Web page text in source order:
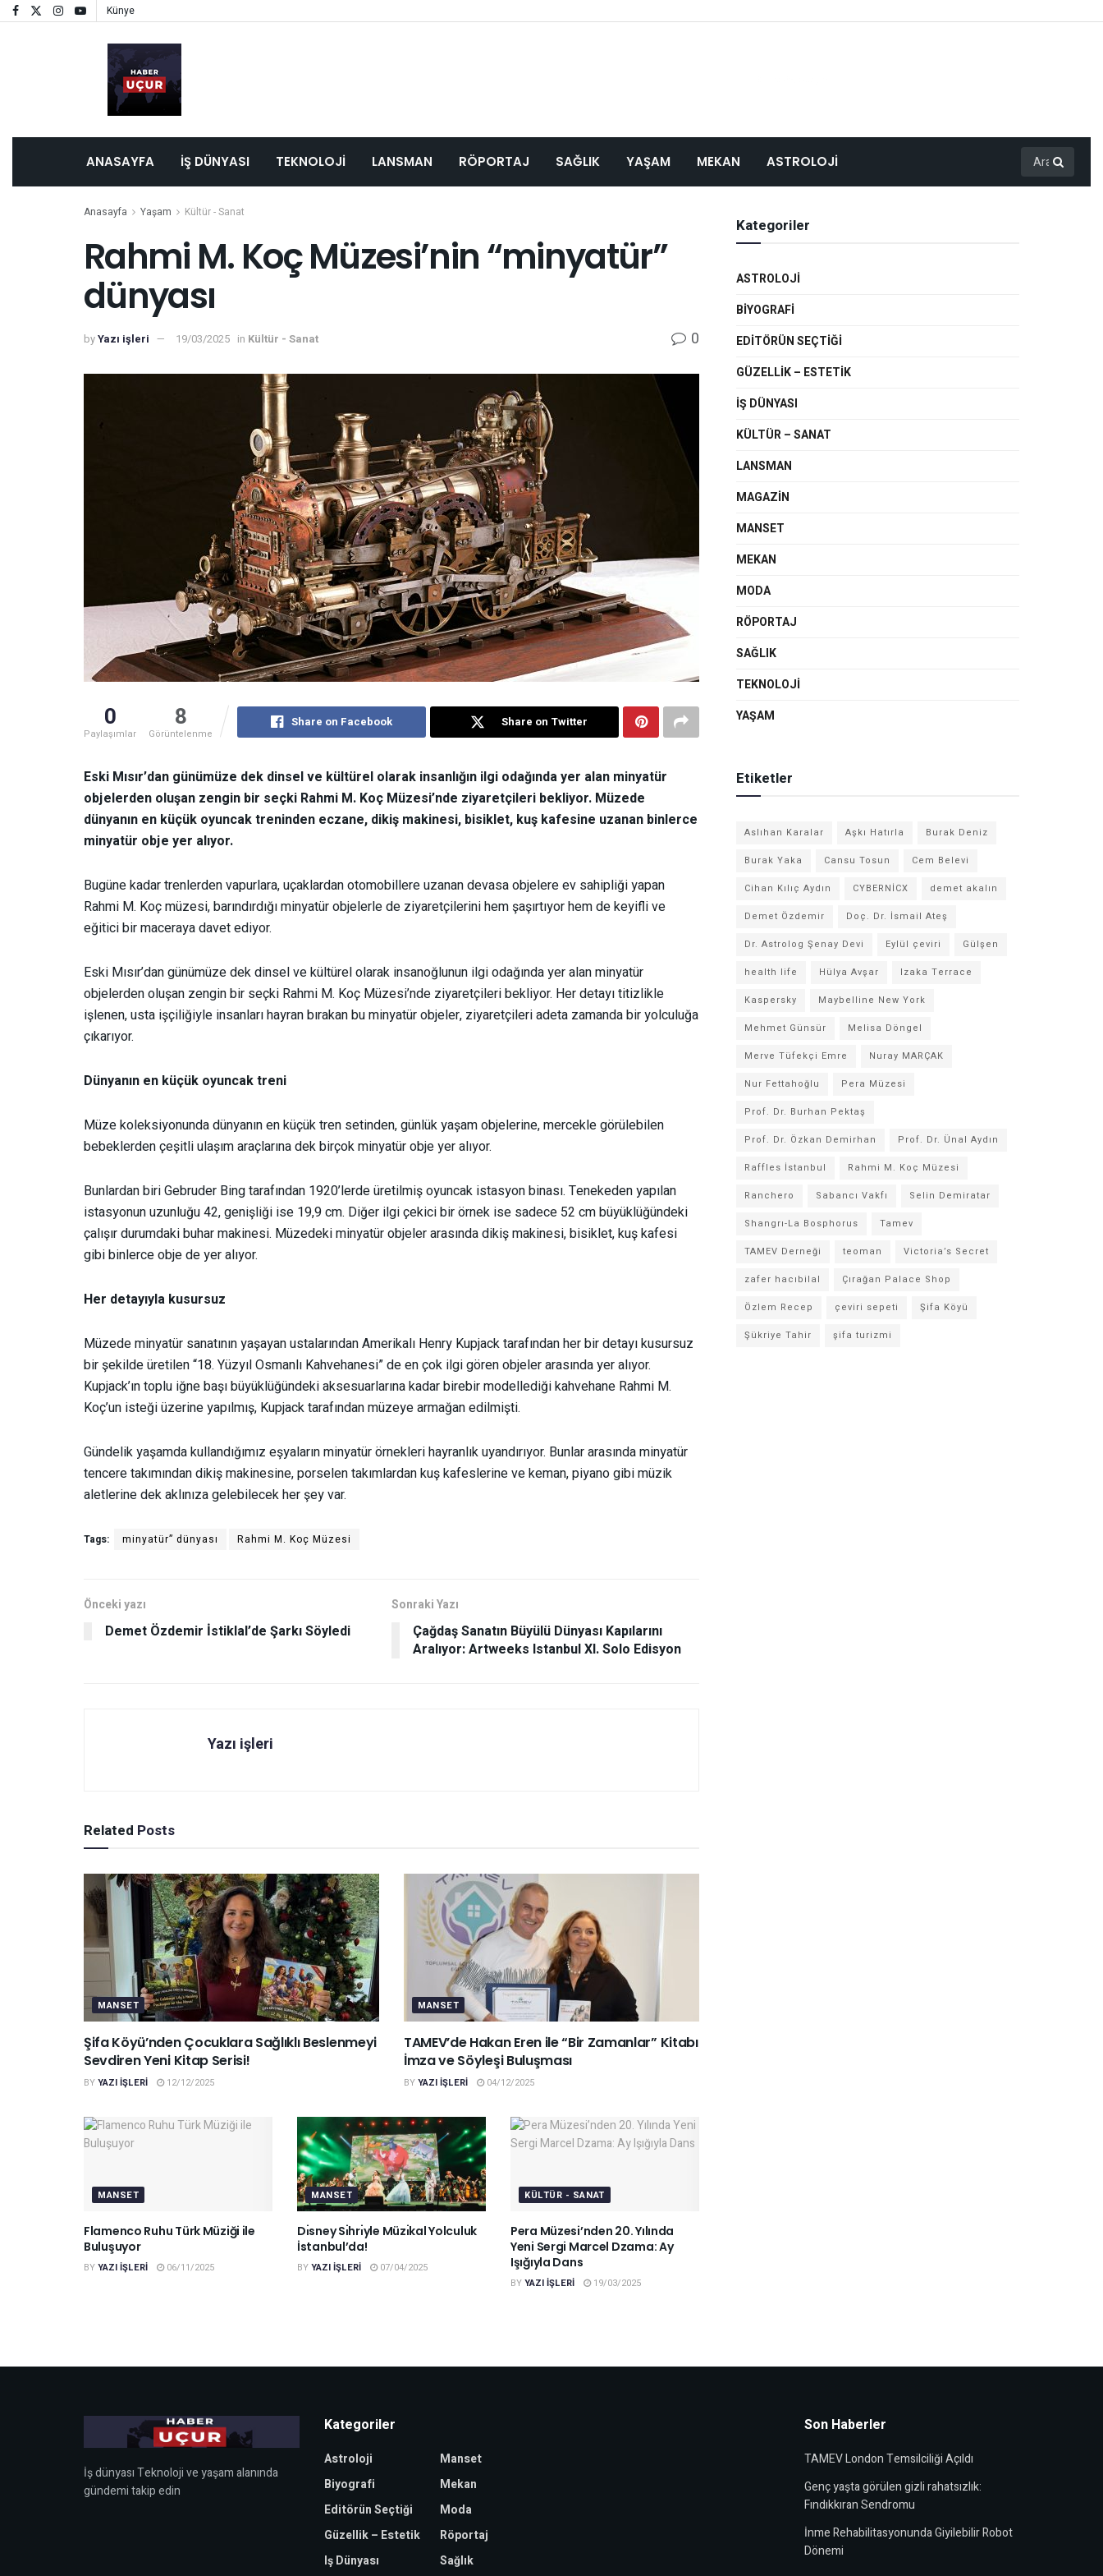
Künye
ANASAYFA İŞ DÜNYASI TEKNOLOJI LANSMAN RÖPORTAJ SAĞLIK YAŞAM MEKAN ASTROLOJI
Anasayfa Yaşam Kültür - Sanat
Rahmi M. Koç Müzesi’nin “minyatür”
dünyası
byYazı işleri 19/03/2025 in Kültür - Sanat 0
0
Paylaşımlar
8
Görüntelenme
Share on Facebook Share on Twitter
Eski Mısır’dan günümüze dek dinsel ve kültürel olarak insanlığın ilgi odağında yer alan minyatür
objelerden oluşan zengin bir seçki Rahmi M. Koç Müzesi’nde ziyaretçileri bekliyor. Müzede
dünyanın en küçük oyuncak treninden eczane, dikiş makinesi, bisiklet, kuş kafesine uzanan binlerce
minyatür obje yer alıyor.
Bugüne kadar trenlerden vapurlara, uçaklardan otomobillere uzanan devasa objelere ev sahipliği yapan
Rahmi M. Koç müzesi, barındırdığı minyatür objelerle de ziyaretçilerini hem şaşırtıyor hem de keyifli ve
eğitici bir maceraya davet ediyor.
Eski Mısır’dan günümüze dek dinsel ve kültürel olarak insanoğlunun ilgi odağında yer alan minyatür
objelerden oluşan zengin bir seçki Rahmi M. Koç Müzesi’nde ziyaretçileri bekliyor. Her detayı titizlikle
işlenen, usta işçiliğiyle insanları hayran bırakan bu minyatür objeler, ziyaretçileri adeta zamanda bir yolculuğa
çıkarıyor.
Dünyanın en küçük oyuncak treni
Müze koleksiyonunda dünyanın en küçük tren setinden, günlük yaşam objelerine, mercekle görülebilen
bebeklerden çeşitli ulaşım araçlarına dek birçok minyatür obje yer alıyor.
Bunlardan biri Gebruder Bing tarafından 1920’lerde üretilmiş oyuncak istasyon binası. Tenekeden yapılan
istasyonun uzunluğu 42, genişliği ise 19,9 cm. Diğer ilgi çekici bir örnek ise sadece 52 cm büyüklüğündeki
çalışır durumdaki buhar makinesi. Müzedeki minyatür objeler arasında dikiş makinesi, bisiklet, kuş kafesi
gibi binlerce obje de yer alıyor.
Her detayıyla kusursuz
Müzede minyatür sanatının yaşayan ustalarından Amerikalı Henry Kupjack tarafından her bir detayı kusursuz
bir şekilde üretilen “18. Yüzyıl Osmanlı Kahvehanesi” de en çok ilgi gören objeler arasında yer alıyor.
Kupjack’ın toplu iğne başı büyüklüğündeki aksesuarlarına kadar birebir modellediği kahvehane Rahmi M.
Koç’un isteği üzerine yapılmış, Kupjack tarafından müzeye armağan edilmişti.
Gündelik yaşamda kullandığımız eşyaların minyatür örnekleri hayranlık uyandırıyor. Bunlar arasında minyatür
tencere takımından dikiş makinesine, porselen takımlardan kuş kafeslerine ve keman, piyano gibi müzik
aletlerine dek aklınıza gelebilecek her şey var.
Tags: minyatür” dünyası Rahmi M. Koç Müzesi
Önceki yazı
Demet Özdemir İstiklal’de Şarkı Söyledi
Sonraki Yazı
Çağdaş Sanatın Büyülü Dünyası Kapılarını
Aralıyor: Artweeks Istanbul XI. Solo Edisyon
Yazı işleri
Related Posts
MANSET
Şifa Köyü’nden Çocuklara Sağlıklı Beslenmeyi
Sevdiren Yeni Kitap Serisi!
BYYAZI IŞLERI 12/12/2025
MANSET
TAMEV’de Hakan Eren ile “Bir Zamanlar” Kitabı
İmza ve Söyleşi Buluşması
BYYAZI IŞLERI 04/12/2025
MANSET
Flamenco Ruhu Türk Müziği ile
Buluşuyor
BYYAZI IŞLERI 06/11/2025
MANSET
Dı̇sney Sı̇hrı̇yle Müzı̇kal Yolculuk
İstanbul’da!
BYYAZI IŞLERI 07/04/2025
KÜLTÜR - SANAT
Pera Müzesi’nden 20. Yılında
Yeni Sergi Marcel Dzama: Ay
Işığıyla Dans
BYYAZI IŞLERI 19/03/2025
Kategoriler
ASTROLOJI
BIYOGRAFI
EDITÖRÜN SEÇTIĞI
GÜZELLIK – ESTETIK
IŞ DÜNYASI
KÜLTÜR – SANAT
LANSMAN
MAGAZIN
MANSET
MEKAN
MODA
RÖPORTAJ
SAĞLIK
TEKNOLOJI
YAŞAM
Etiketler
Aslıhan Karalar Aşkı Hatırla
Burak Deniz
Burak Yaka
Cansu Tosun
Cem Belevi
Cihan Kılıç Aydın
CYBERNİCX
demet akalın
Demet Özdemir
Doç. Dr. İsmail Ateş
Dr. Astrolog Şenay Devi
Eylül çeviri
Gülşen
health life
Hülya Avşar
Izaka Terrace
Kaspersky
Maybelline New York
Mehmet Günsür
Melisa Döngel
Merve Tüfekçi Emre
Nuray MARÇAK
Nur Fettahoğlu
Pera Müzesi
Prof. Dr. Burhan Pektaş
Prof. Dr. Özkan Demirhan
Prof. Dr. Ünal Aydın
Raffles İstanbul
Rahmi M. Koç Müzesi
Ranchero
Sabancı Vakfı
Selin Demiratar
Shangrı-La Bosphorus
Tamev
TAMEV Derneği
teoman
Victoria’s Secret
zafer hacıbilal
Çırağan Palace Shop
Özlem Recep
çeviri sepeti
Şifa Köyü
Şükriye Tahir
şifa turizmi
İş dünyası Teknoloji ve yaşam alanında
gündemi takip edin
Kategoriler
Astroloji
Biyografi
Editörün Seçtiği
Güzellik – Estetik
Iş Dünyası
Manset
Mekan
Moda
Röportaj
Sağlık
Son Haberler
TAMEV London Temsilciliği Açıldı
Genç yaşta görülen gizli rahatsızlık:
Fındıkkıran Sendromu
İnme Rehabilitasyonunda Giyilebilir Robot
Dönemi